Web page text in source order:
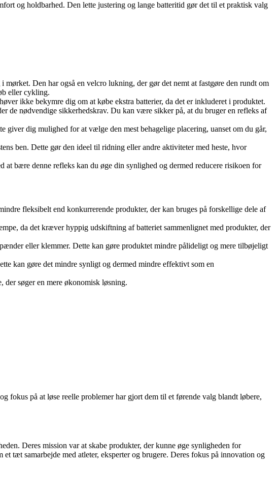
og holdbarhed. Den lette justering og lange batteritid gør det til et praktisk valg
Den har også en velcro lukning, der gør det nemt at fastgøre den rundt om
eller cykling.
ikke bekymre dig om at købe ekstra batterier, da det er inkluderet i produktet.
de nødvendige sikkerhedskrav. Du kan være sikker på, at du bruger en refleks af
giver dig mulighed for at vælge den mest behagelige placering, uanset om du går,
ben. Dette gør den ideel til ridning eller andre aktiviteter med heste, hvor
bære denne refleks kan du øge din synlighed og dermed reducere risikoen for
fleksibelt end konkurrerende produkter, der kan bruges på forskellige dele af
da det kræver hyppig udskiftning af batteriet sammenlignet med produkter, der
eller klemmer. Dette kan gøre produktet mindre pålideligt og mere tilbøjeligt
kan gøre det mindre synligt og dermed mindre effektivt som en
der søger en mere økonomisk løsning.
fokus på at løse reelle problemer har gjort dem til et førende valg blandt løbere,
Deres mission var at skabe produkter, der kunne øge synligheden for
tæt samarbejde med atleter, eksperter og brugere. Deres fokus på innovation og